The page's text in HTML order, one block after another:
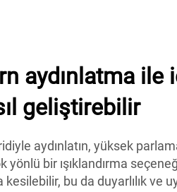
aydınlatma ile
geliştirebilir
aydınlatın, yüksek
bir ışıklandırma
bu da duyarlılık ve